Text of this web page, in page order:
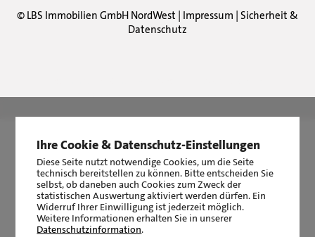
© LBS Immobilien GmbH NordWest | Impressum | Sicherheit &
Datenschutz
|2510Bewertungen auf ProvenExpert.com
Ihre Cookie & Datenschutz-Einstellungen
Diese Seite nutzt notwendige Cookies, um die Seite
technisch bereitstellen zu können. Bitte entscheiden Sie
selbst, ob daneben auch Cookies zum Zweck der
statistischen Auswertung aktiviert werden dürfen. Ein
Widerruf Ihrer Einwilligung ist jederzeit möglich.
Weitere Informationen erhalten Sie in unserer
Datenschutzinformation.